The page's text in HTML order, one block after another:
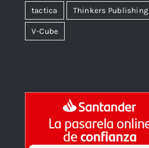
tactica Thinkers Publishing
V-Cube